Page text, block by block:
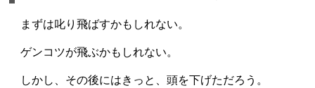
まずは叱り飛ばすかもしれない。
ゲンコツが飛ぶかもしれない。
しかし、その後にはきっと、頭を下げただろう。